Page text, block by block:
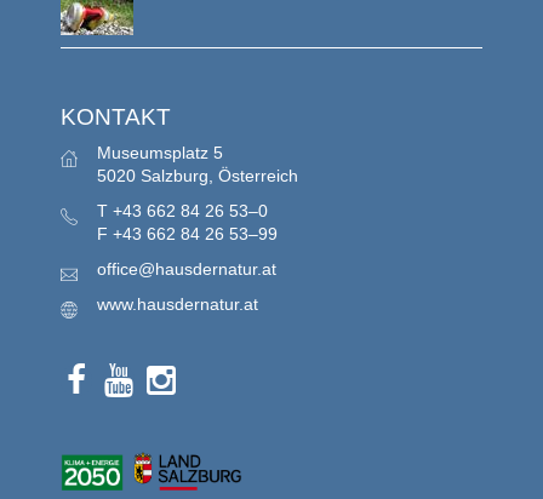
KONTAKT
Museumsplatz 5
5020 Salzburg, Österreich
T +43 662 84 26 53–0
F +43 662 84 26 53–99
office@hausdernatur.at
www.hausdernatur.at